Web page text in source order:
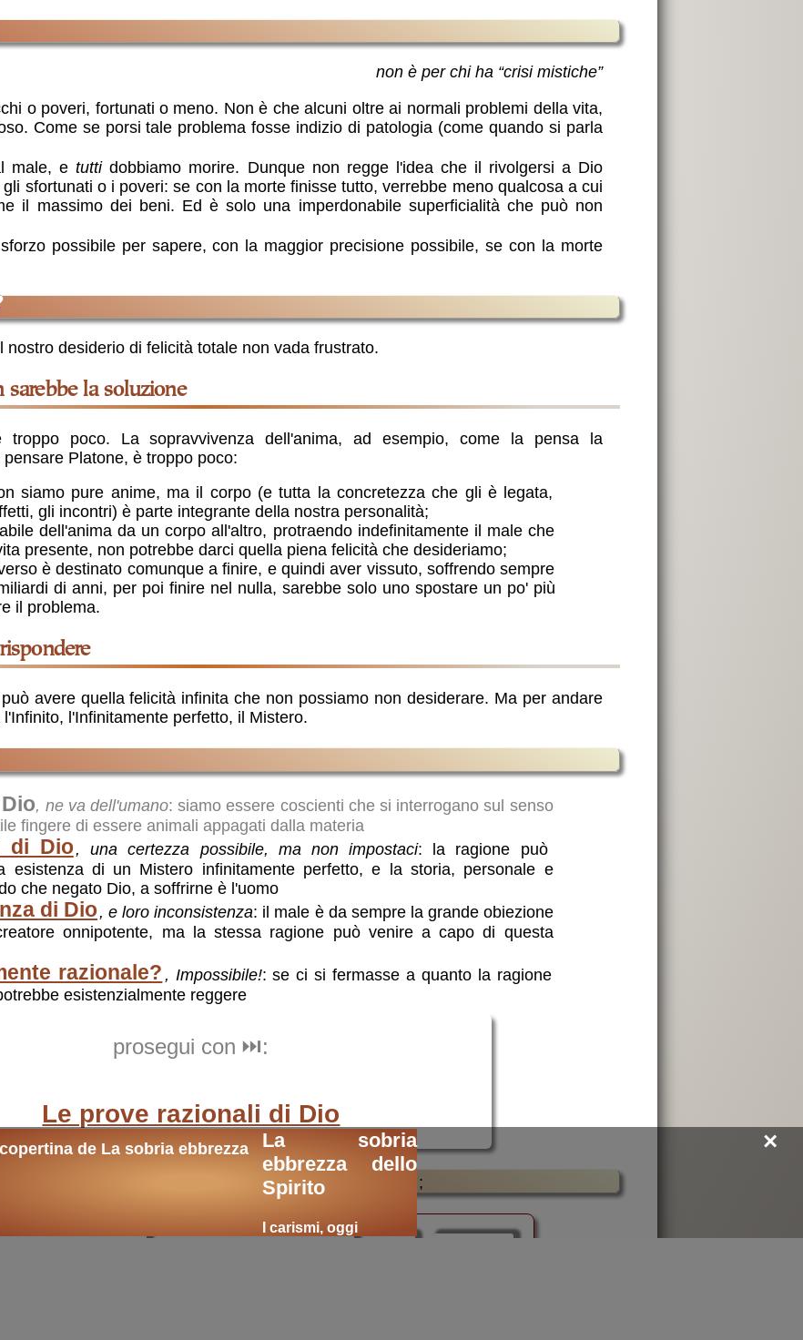
non è per chi ha “crisi mistiche”
o poveri, fortunati o meno. Non è che alcuni oltre ai normali problemi della vita,
Come se porsi tale problema fosse indizio di patologia (come quando si parla
male, etuttidobbiamo morire. Dunque non regge l'idea che il rivolgersi a Dio
sfortunati o i poveri: se con la morte finisse tutto, verrebbe meno qualcosa a cui
il massimo dei beni. Ed è solo una imperdonabile superficialità che può non
possibile per sapere, con la maggior precisione possibile, se con la morte
nostro desiderio di felicità totale non vada frustrato.
la soluzione
troppo poco. La sopravvivenza dell'anima, ad esempio, come la pensa la
Platone, è troppo poco:
siamo pure anime, ma il corpo (e tutta la concretezza che gli è legata,
gli incontri) è parte integrante della nostra personalità;
dell'anima da un corpo all'altro, protraendo indefinitamente il male che
presente, non potrebbe darci quella piena felicità che desideriamo;
è destinato comunque a finire, e quindi aver vissuto, soffrendo sempre
di anni, per poi finire nel nulla, sarebbe solo uno spostare un po' più
il problema.
avere quella felicità infinita che non possiamo non desiderare. Ma per andare
l'Infinitamente perfetto, il Mistero.
, ne va dell'umano: siamo essere coscienti che si interrogano sul senso
fingere di essere animali appagati dalla materia
di Dio, una certezza possibile, ma non impostaci: la ragione può
esistenza di un Mistero infinitamente perfetto, e la storia, personale e
che negato Dio, a soffrirne è l'uomo
di Dio, e loro inconsistenza: il male è da sempre la grande obiezione
onnipotente, ma la stessa ragione può venire a capo di questa
razionale? , Impossibile!: se ci si fermasse a quanto la ragione
esistenzialmente reggere
prosegui con ⏭️:
Le prove razionali di Dio
×
La sobria
ebbrezza dello
Spirito
I carismi, oggi
;